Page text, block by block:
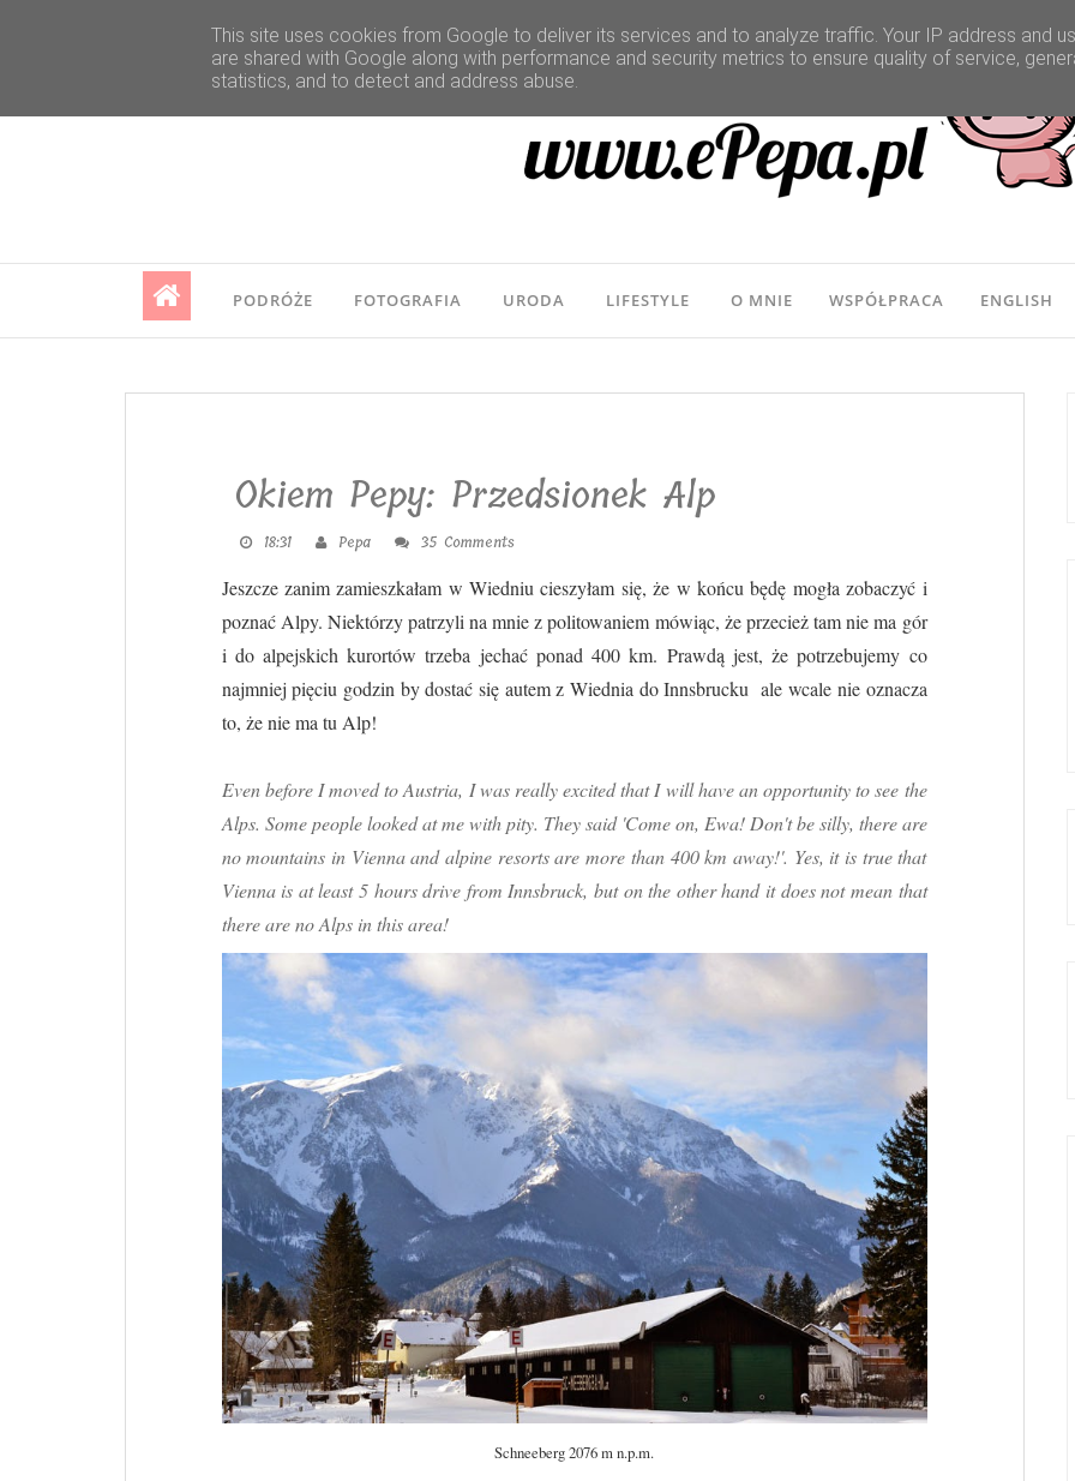
PODRÓŻE FOTOGRAFIA URODA LIFESTYLE O MNIE WSPÓŁPRACA ENGLISH
Okiem Pepy: Przedsionek Alp
18:31 Pepa 35 Comments
Jeszcze zanim zamieszkałam w Wiedniu cieszyłam się, że w końcu będę mogła zobaczyć i
poznać Alpy. Niektórzy patrzyli na mnie z politowaniem mówiąc, że przecież tam nie ma gór
i do alpejskich kurortów trzeba jechać ponad 400 km. Prawdą jest, że potrzebujemy co
najmniej pięciu godzin by dostać się autem z Wiednia do Innsbrucku ale wcale nie oznacza
to, że nie ma tu Alp!
Even before I moved to Austria, I was really excited that I will have an opportunity to see the
Alps. Some people looked at me with pity. They said 'Come on, Ewa! Don't be silly, there are
no mountains in Vienna and alpine resorts are more than 400 km away!'. Yes, it is true that
Vienna is at least 5 hours drive from Innsbruck, but on the other hand it does not mean that
there are no Alps in this area!
Schneeberg 2076 m n.p.m.
This site uses cookies from Google to deliver its services and to analyze traffic. Your IP address and
are shared with Google along with performance and security metrics to ensure quality of service,
statistics, and to detect and address abuse.